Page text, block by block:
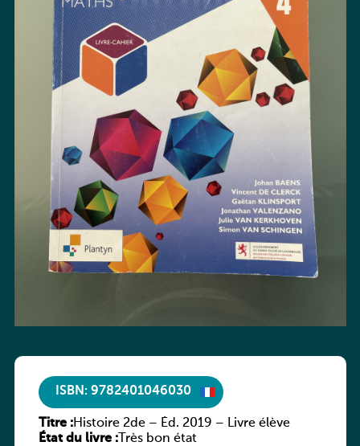
ISBN: 9782401046030
Titre :Histoire 2de – Éd. 2019 – Livre élève
État du livre :Très bon état